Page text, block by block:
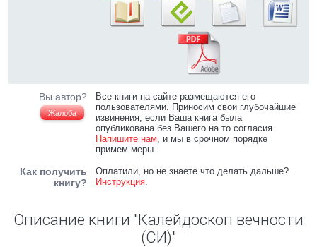
Вы автор?
Жалоба
Все книги на сайте размещаются его
пользователями. Приносим свои глубочайшие
извинения, если Ваша книга была
опубликована без Вашего на то согласия.
Напишите нам, и мы в срочном порядке
примем меры.
Как получить
книгу?
Оплатили, но не знаете что делать дальше?
Инструкция.
Описание книги "Калейдоскоп вечности
(СИ)"